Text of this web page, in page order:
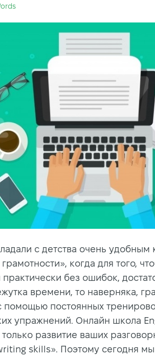
с детства очень удобным
когда для того,
без ошибок,
времени, то наверняка,
помощью постоянных
упражнений. Онлайн школа
развитие ваших
skills». Поэтому сегодня